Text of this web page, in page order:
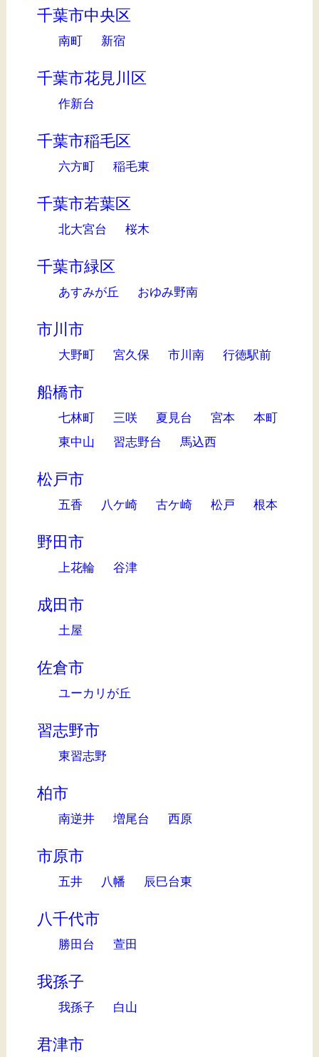
千葉市中央区
南町 新宿
千葉市花見川区
作新台
千葉市稲毛区
六方町 稲毛東
千葉市若葉区
北大宮台 桜木
千葉市緑区
あすみが丘 おゆみ野南
市川市
大野町 宮久保 市川南 行徳駅前
船橋市
七林町 三咲 夏見台 宮本
本町
東中山
習志野台 馬込西
松戸市
五香 八ケ崎 古ケ崎 松戸 根本
野田市
上花輪 谷津
成田市
土屋
佐倉市
ユーカリが丘
習志野市
東習志野
柏市
南逆井 増尾台 西原
市原市
五井 八幡 辰巳台東
八千代市
勝田台 萱田
我孫子
我孫子 白山
君津市